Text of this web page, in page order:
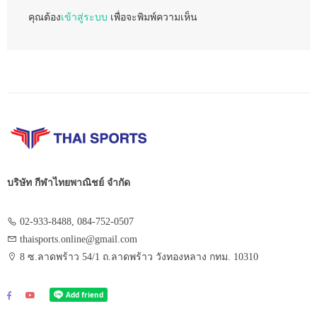
คุณต้องเข้าสู่ระบบ เพื่อจะพิมพ์ความเห็น
บริษัท กีฬาไทยพาณิชย์ จำกัด
02-933-8488, 084-752-0507
thaisports.online@gmail.com
8 ซ.ลาดพร้าว 54/1 ถ.ลาดพร้าว วังทองหลาง กทม. 10310